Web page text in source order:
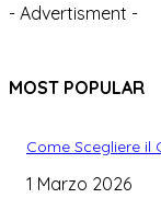
- Advertisment -
MOST POPULAR
Come Scegliere il
1 Marzo 2026